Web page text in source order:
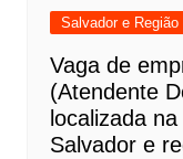
Salvador e Região
Vaga de
(Atendente
localizada
Salvador e